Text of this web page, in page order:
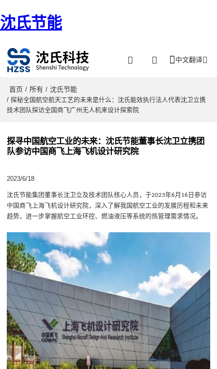
沈氏节能
中文翻译
首页 / 所有 / 沈氏节能
/ 探秘全国航空航天工艺的未来是什么：沈氏能效执行法人代表沈卫立携
技术团队探访全国商飞广州无人机来设计探索院
探寻中国航空工业的未来：沈氏节能董事长沈卫立携团
队参访中国商飞上海飞机设计研究院
2023/6/18
沈氏节能集团董事长沈卫立及技术团队核心人员，于2023年6月 16 日参访
中国商飞上海飞机设计研究院，深入了解我国航空工业的发展历程和未来
趋势，进一步掌握航空工业环控、燃油液压等系统的热管理需求情况。